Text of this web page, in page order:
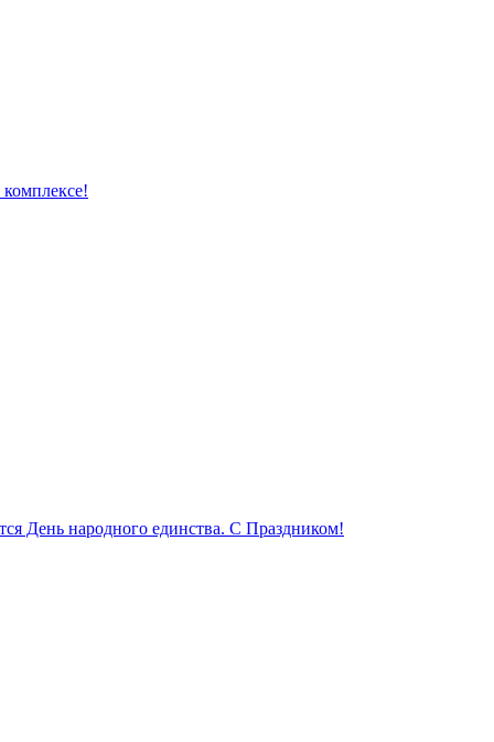
День народного единства. С Праздником!